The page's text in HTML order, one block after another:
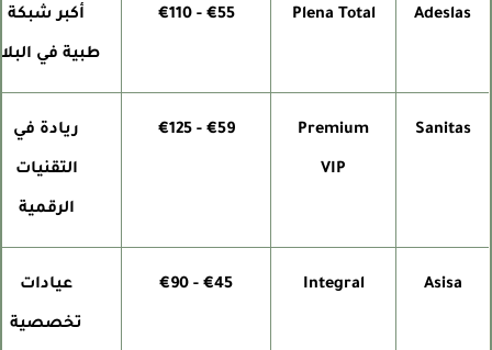
Adeslas
Plena Total
€55 - €110 أكبر شبكة
طبية في البلاد
Sanitas
Premium
VIP
€59 - €125 ريادة في
التقنيات
الرقمية
Asisa
Integral
€45 - €90 عيادات
تخصصية